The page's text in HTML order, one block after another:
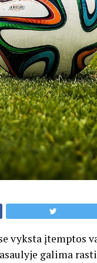
vyksta įtemptos
galima